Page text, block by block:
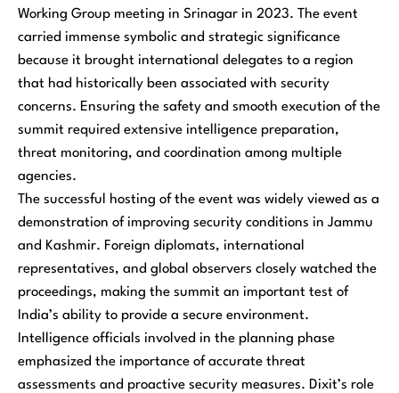
Working Group meeting in Srinagar in 2023. The event
carried immense symbolic and strategic significance
because it brought international delegates to a region
that had historically been associated with security
concerns. Ensuring the safety and smooth execution of the
summit required extensive intelligence preparation,
threat monitoring, and coordination among multiple
agencies.
The successful hosting of the event was widely viewed as a
demonstration of improving security conditions in Jammu
and Kashmir. Foreign diplomats, international
representatives, and global observers closely watched the
proceedings, making the summit an important test of
India’s ability to provide a secure environment.
Intelligence officials involved in the planning phase
emphasized the importance of accurate threat
assessments and proactive security measures. Dixit’s role